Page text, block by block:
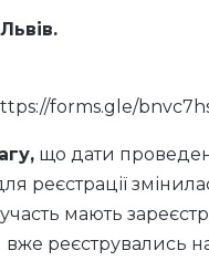
forms.gle/
що дати
реєстрації
мають
вже реєструвались